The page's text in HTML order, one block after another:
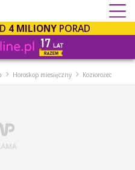
4 MILIONY PORAD
Horoskop miesięczny Koziorożec